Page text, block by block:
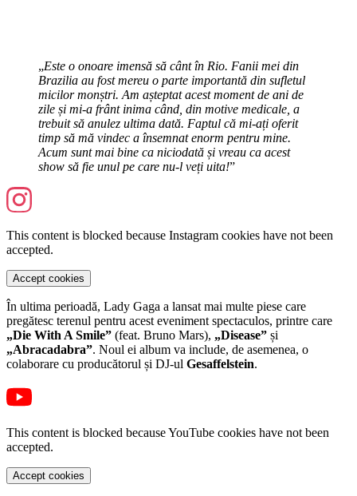
„Este o onoare imensă să cânt în Rio. Fanii mei din
Brazilia au fost mereu o parte importantă din sufletul
micilor monștri. Am așteptat acest moment de ani de
zile și mi-a frânt inima când, din motive medicale, a
trebuit să anulez ultima dată. Faptul că mi-ați oferit
timp să mă vindec a însemnat enorm pentru mine.
Acum sunt mai bine ca niciodată și vreau ca acest
show să fie unul pe care nu-l veți uita!”
This content is blocked because Instagram cookies have not been
accepted.
Accept cookies
În ultima perioadă, Lady Gaga a lansat mai multe piese care
pregătesc terenul pentru acest eveniment spectaculos, printre care
„Die With A Smile” (feat. Bruno Mars), „Disease” și
„Abracadabra”. Noul ei album va include, de asemenea, o
colaborare cu producătorul și DJ-ul Gesaffelstein.
This content is blocked because YouTube cookies have not been
accepted.
Accept cookies